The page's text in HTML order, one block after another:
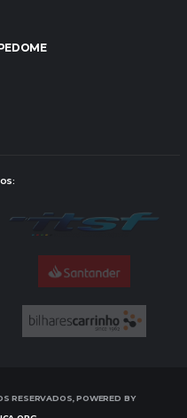
POWERED BY